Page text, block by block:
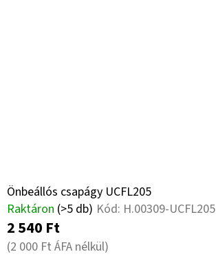
Önbeállós csapágy UCFL205
Raktáron (>5 db) Kód: H.00309-UCFL205
2 540 Ft
(2 000 Ft ÁFA nélkül)